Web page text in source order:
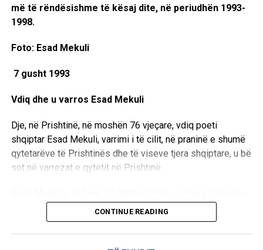
më të rëndësishme të kësaj dite, në periudhën 1993-
1998.
Foto: Esad Mekuli
7 gusht 1993
Vdiq dhe u varros Esad Mekuli
Dje, në Prishtinë, në moshën 76 vjeçare, vdiq poeti
shqiptar Esad Mekuli, varrimi i të cilit, në praninë e shumë
qytetarëve të Prishtinës dhe të viseve tjera shqiptare, u bë
sot në varrezat e qytetit në Prishtinë.
fillore e mbaroi në vendlindje, gjimnazin në Pejë, ndërsa
Fakultetin e Veterinarisë në Beograd, ku edhe u doktorua
më 1955.
CONTINUE READING